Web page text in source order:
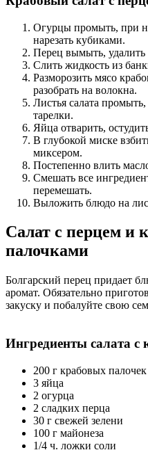
Огурцы промыть, при
нарезать кубиками.
Перец вымыть, удалить
Слить жидкость из
Разморозить мясо
разобрать на волокна.
Листья салата
тарелки.
Яйца отварить,
В глубокой миске
миксером.
Постепенно влить
Смешать все
перемешать.
Выложить блюдо на
Салат с перцем и
палочками
Болгарский перец придает
аромат. Обязательно
закуску и побалуйте свою
Ингредиенты салата
200 г крабовых палочек
3 яйца
2 огурца
2 сладких перца
30 г свежей зелени
100 г майонеза
1/4 ч. ложки соли